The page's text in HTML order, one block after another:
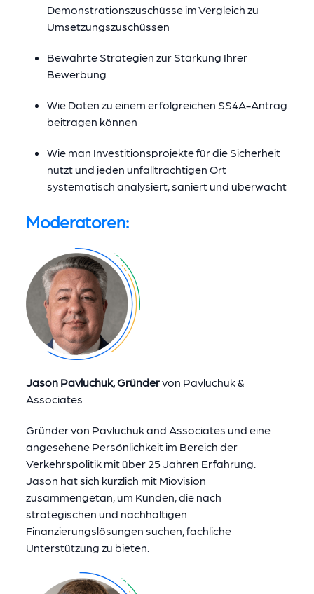
Demonstrationszuschüsse im Vergleich zu
Umsetzungszuschüssen
Bewährte Strategien zur Stärkung Ihrer
Bewerbung
Wie Daten zu einem erfolgreichen SS4A-Antrag
beitragen können
Wie man Investitionsprojekte für die Sicherheit
nutzt und jeden unfallträchtigen Ort
systematisch analysiert, saniert und überwacht
Moderatoren:
Jason Pavluchuk, Gründervon Pavluchuk &
Associates
Gründer von Pavluchuk and Associates und eine
angesehene Persönlichkeit im Bereich der
Verkehrspolitik mit über 25 Jahren Erfahrung.
Jason hat sich kürzlich mit Miovision
zusammengetan, um Kunden, die nach
strategischen und nachhaltigen
Finanzierungslösungen suchen, fachliche
Unterstützung zu bieten.